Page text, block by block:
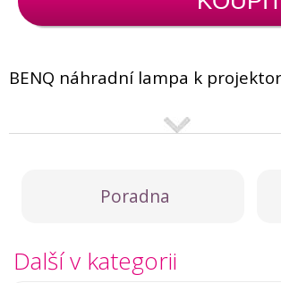
BENQ náhradní lampa k
Poradna
Další v kategorii